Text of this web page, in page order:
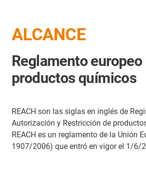
ALCANCE
Reglamento
productos químicos
REACH son las siglas en inglés de
Autorización y Restricción de
REACH es un reglamento de la Unión
1907/2006) que entró en vigor el 1/6/